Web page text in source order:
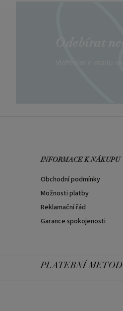
INFORMACE K NÁKUPU
Obchodní podmínky
Možnosti platby
Reklamační řád
Garance spokojenosti
PLATEBNÍ